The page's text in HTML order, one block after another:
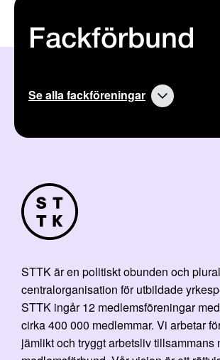
Fackförbund
Se alla fackföreningar
STTK är en politiskt obunden och
centralorganisation för utbildade
STTK ingår 12 medlemsföreningar
cirka 400 000 medlemmar. Vi arbetar
jämlikt och tryggt arbetsliv tillsammans